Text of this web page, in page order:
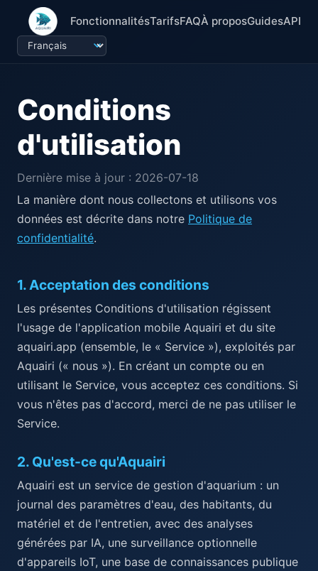
FonctionnalitésTarifsFAQÀ proposGuidesAPI
Conditions
d'utilisation
Dernière mise à jour : 2026-07-18
La manière dont nous collectons et utilisons vos
données est décrite dans notre Politique de
confidentialité.
1. Acceptation des conditions
Les présentes Conditions d'utilisation régissent
l'usage de l'application mobile Aquairi et du site
aquairi.app (ensemble, le « Service »), exploités par
Aquairi (« nous »). En créant un compte ou en
utilisant le Service, vous acceptez ces conditions. Si
vous n'êtes pas d'accord, merci de ne pas utiliser le
Service.
2. Qu'est-ce qu'Aquairi
Aquairi est un service de gestion d'aquarium : un
journal des paramètres d'eau, des habitants, du
matériel et de l'entretien, avec des analyses
générées par IA, une surveillance optionnelle
d'appareils IoT, une base de connaissances publique